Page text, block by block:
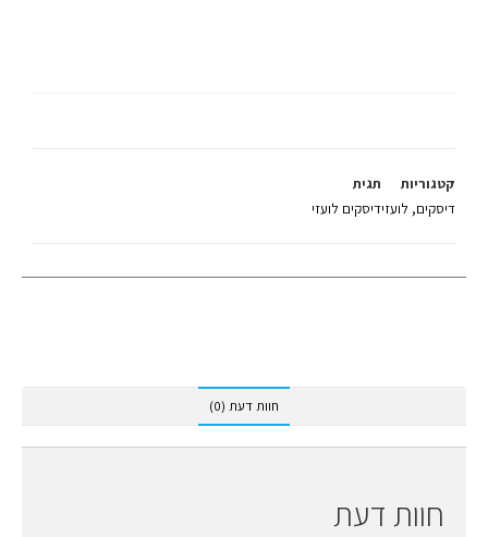
קטגוריות
דיסקים, לועזי
תגית
דיסקים לועזי
חוות דעת (0)
חוות דעת